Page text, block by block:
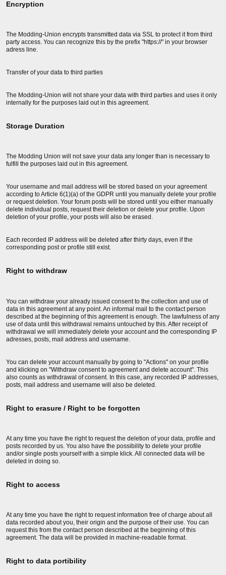
Encryption
The Modding-Union encrypts transmitted data via SSL to protect it from third
party access. You can recognize this by the prefix "https://" in your browser
adress line.
Transfer of your data to third parties
The Modding-Union will not share your data with third parties and uses it only
internally for the purposes laid out in this agreement.
Storage Duration
The Modding Union will not save your data any longer than is necessary to
fulfill the purposes laid out in this agreement.
Your username and mail address will be stored based on your agreement
according to Article 6(1)(a) of the GDPR until you manually delete your profile
or request deletion. Your forum posts will be stored until you either manually
delete individual posts, request their deletion or delete your profile. Upon
deletion of your profile, your posts will also be erased.
Each recorded IP address will be deleted after thirty days, even if the
corresponding post or profile still exist.
Right to withdraw
You can withdraw your already issued consent to the collection and use of
data in this agreement at any point. An informal mail to the contact person
described at the beginning of this agreement is enough. The lawfulness of any
use of data until this withdrawal remains untouched by this. After receipt of
withdrawal we will immediately delete your account and the corresponding IP
adresses, posts, mail address and username.
You can delete your account manually by going to "Actions" on your profile
and klicking on "Withdraw consent to agreement and delete account". This
also counts as withdrawal of consent. In this case, any recorded IP addresses,
posts, mail address and username will also be deleted.
Right to erasure / Right to be forgotten
At any time you have the right to request the deletion of your data, profile and
posts recorded by us. You also have the possibility to delete your profile
and/or single posts yourself with a simple klick. All connected data will be
deleted in doing so.
Right to access
At any time you have the right to request information free of charge about all
data recorded about you, their origin and the purpose of their use. You can
request this from the contact person described at the beginning of this
agreement. The data will be provided in machine-readable format.
Right to data portibility